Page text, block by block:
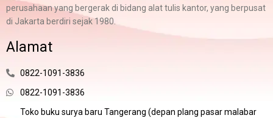
perusahaan yang bergerak di bidang alat tulis kantor, yang berpusat
di Jakarta berdiri sejak 1980.
Alamat
0822-1091-3836
0822-1091-3836
Toko buku surya baru Tangerang (depan plang pasar malabar